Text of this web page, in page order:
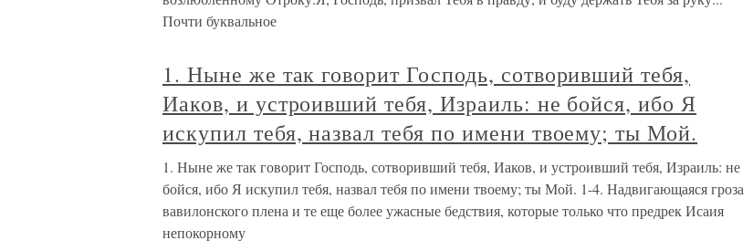
Почти буквальное
1. Ныне же так говорит Господь, сотворивший тебя,
Иаков, и устроивший тебя, Израиль: не бойся, ибо Я
искупил тебя, назвал тебя по имени твоему; ты Мой.
1. Ныне же так говорит Господь, сотворивший тебя, Иаков, и устроивший тебя, Израиль: не
бойся, ибо Я искупил тебя, назвал тебя по имени твоему; ты Мой. 1-4. Надвигающаяся гроза
вавилонского плена и те еще более ужасные бедствия, которые только что предрек Исаия
непокорному